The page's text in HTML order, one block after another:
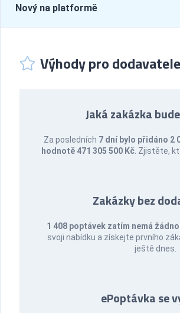
Nový na platformě
Výhody pro dodavatele
Jaká zakázka
Za posledních 7 dní bylo přidáno 2
hodnotě 471 305 500 Kč . Zjistěte,
Zakázky bez
1 408 poptávek zatím nemá
svoji nabídku a získejte prvního
ještě dnes.
ePoptávka se